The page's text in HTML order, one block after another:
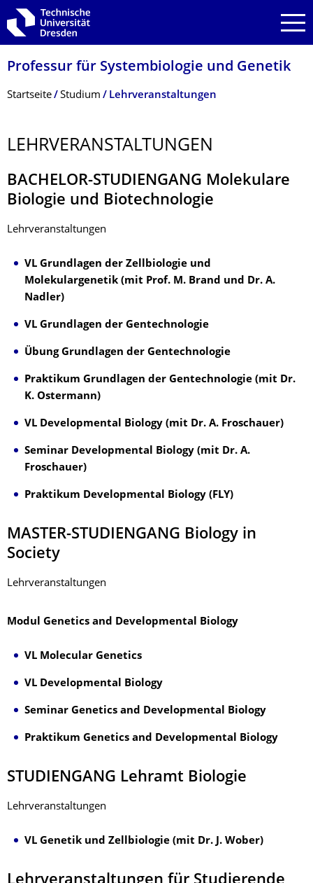
Zur Hauptnavigation springen
Zur Suche springen
Zum Inhalt springen
Professur für Systembiologie und Genetik
Breadcrumb-Menü
Startseite Studium Lehrveranstaltungen
LEHRVERANSTAL­TUNGEN
BACHELOR-STUDIENGANG Molekulare
Biologie und Biotechnologie
Lehrveranstaltungen
VL Grundlagen der Zellbiologie und
Molekulargenetik (mit Prof. M. Brand und Dr. A.
Nadler)
VL Grundlagen der Gentechnologie
Übung Grundlagen der Gentechnologie
Praktikum Grundlagen der Gentechnologie (mit Dr.
K. Ostermann)
VL Developmental Biology (mit Dr. A. Froschauer)
Seminar Developmental Biology (mit Dr. A.
Froschauer)
Praktikum Developmental Biology (FLY)
MASTER-STUDIENGANG Biology in
Society
Lehrveranstaltungen
Modul Genetics and Developmental Biology
VL Molecular Genetics
VL Developmental Biology
Seminar Genetics and Developmental Biology
Praktikum Genetics and Developmental Biology
STUDIENGANG Lehramt Biologie
Lehrveranstaltungen
VL Genetik und Zellbiologie (mit Dr. J. Wober)